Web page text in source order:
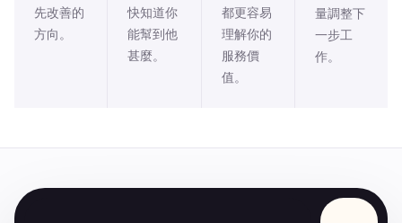
先改善的
方向。
快知道你
能幫到他
甚麼。
都更容易
理解你的
服務價
值。
量調整下
一步工
作。